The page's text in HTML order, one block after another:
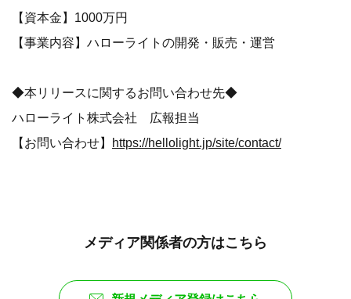
【資本金】1000万円
【事業内容】ハローライトの開発・販売・運営
◆本リリースに関するお問い合わせ先◆
ハローライト株式会社 広報担当
【お問い合わせ】 https://hellolight.jp/site/contact/
メディア関係者の方はこちら